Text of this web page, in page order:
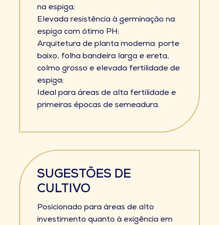
na espiga;
Elevada resistência à germinação na
espiga com ótimo PH;
Arquitetura de planta moderna: porte
baixo, folha bandeira larga e ereta,
colmo grosso e elevada fertilidade de
espiga;
Ideal para áreas de alta fertilidade e
primeiras épocas de semeadura.
SUGESTÕES DE
CULTIVO
Posicionado para áreas de alto
investimento quanto à exigência em